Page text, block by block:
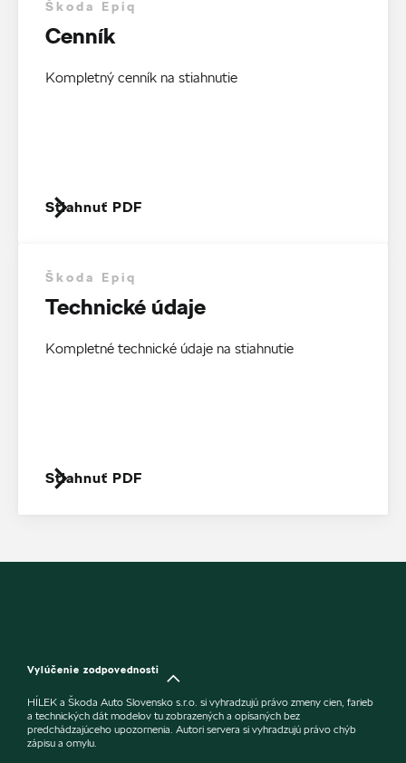
Škoda Epiq
Cenník
Kompletný cenník na stiahnutie
Stiahnuť PDF
Škoda Epiq
Technické údaje
Kompletné technické údaje na stiahnutie
Stiahnuť PDF
Vylúčenie zodpovednosti
HÍLEK a Škoda Auto Slovensko s.r.o. si vyhradzujú právo zmeny cien, farieb
a technických dát modelov tu zobrazených a opísaných bez
predchádzajúceho upozornenia. Autori servera si vyhradzujú právo chýb
zápisu a omylu.